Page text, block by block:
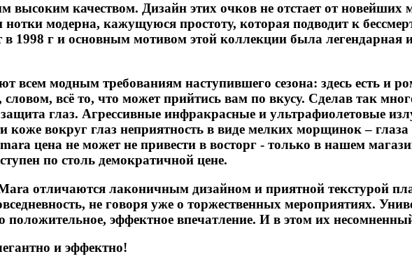
высоким качеством. Дизайн этих очков не отстает от новейших
нотки модерна, кажущуюся простоту, которая подводит к
в 1998 г и основным мотивом этой коллекции была легендарная
всем модным требованиям наступившего сезона: здесь есть и
всё то, что может прийтись вам по вкусу. Сделав так
глаз. Агрессивные инфракрасные и ультрафиолетовые
коже вокруг глаз неприятность в виде мелких морщинок –
цена не может не привести в восторг - только в нашем
по столь демократичной цене.
отличаются лаконичным дизайном и приятной текстурой
не говоря уже о торжественных мероприятиях.
положительное, эффектное впечатление. И в этом их
и эффектно!